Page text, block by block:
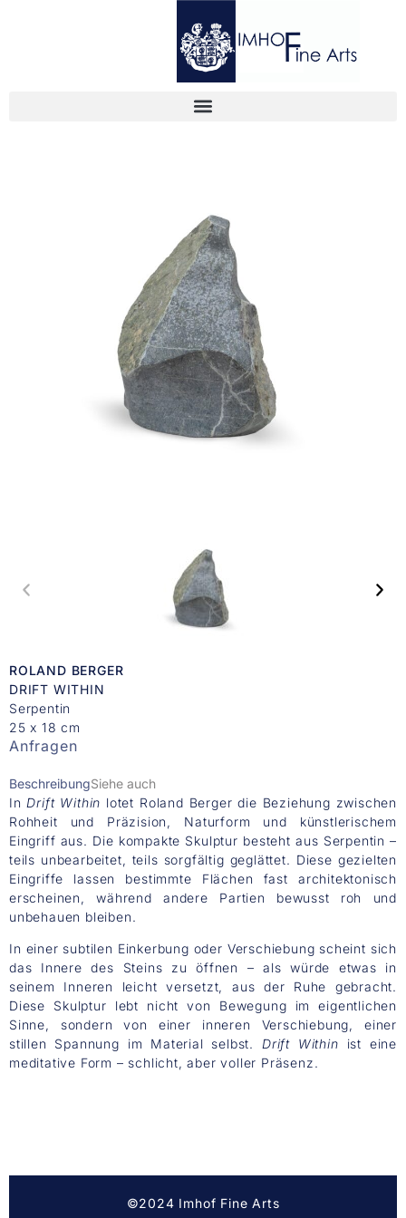
ROLAND BERGER
DRIFT WITHIN
Serpentin
25 x 18 cm
Anfragen
BeschreibungSiehe auch
In Drift Within lotet Roland Berger die Beziehung zwischen
Rohheit und Präzision, Naturform und künstlerischem
Eingriff aus. Die kompakte Skulptur besteht aus Serpentin –
teils unbearbeitet, teils sorgfältig geglättet. Diese gezielten
Eingriffe lassen bestimmte Flächen fast architektonisch
erscheinen, während andere Partien bewusst roh und
unbehauen bleiben.
In einer subtilen Einkerbung oder Verschiebung scheint sich
das Innere des Steins zu öffnen – als würde etwas in
seinem Inneren leicht versetzt, aus der Ruhe gebracht.
Diese Skulptur lebt nicht von Bewegung im eigentlichen
Sinne, sondern von einer inneren Verschiebung, einer
stillen Spannung im Material selbst. Drift Within ist eine
meditative Form – schlicht, aber voller Präsenz.
©2024 Imhof Fine Arts